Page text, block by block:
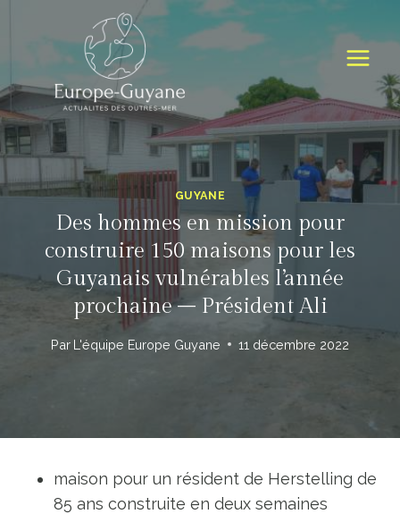
GUYANE
Des hommes en mission pour
construire 150 maisons pour les
Guyanais vulnérables l’année
prochaine – Président Ali
Par L'équipe Europe Guyane 11 décembre 2022
maison pour un résident de Herstelling de
85 ans construite en deux semaines